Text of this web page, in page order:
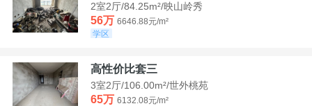
2室2厅/84.25m²/映山岭秀
56万 6646.88元/m²
学区
高性价比套三
3室2厅/106.00m²/世外桃苑
65万 6132.08元/m²